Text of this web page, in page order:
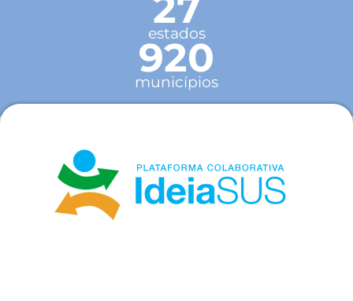
estados
920
municípios